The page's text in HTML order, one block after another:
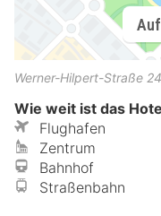
Werner-Hilpert-Straße 24
Wie weit ist das
Flughafen
Zentrum
Bahnhof
Straßenbahn